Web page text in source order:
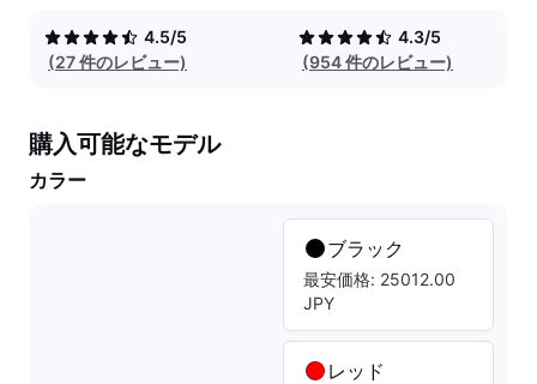
4.5/5
(27 件のレビュー)
4.3/5
(954 件のレビュー)
購入可能なモデル
カラー
ブラック
最安価格: 25012.00
JPY
レッド